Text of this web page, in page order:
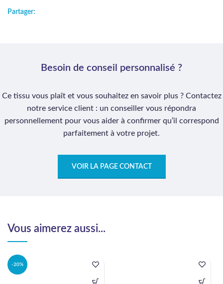
Partager:
Besoin de conseil personnalisé ?
Ce tissu vous plaît et vous souhaitez en savoir plus ? Contactez
notre service client : un conseiller vous répondra
personnellement pour vous aider à confirmer qu’il correspond
parfaitement à votre projet.
VOIR LA PAGE CONTACT
Vous aimerez aussi...
-20%